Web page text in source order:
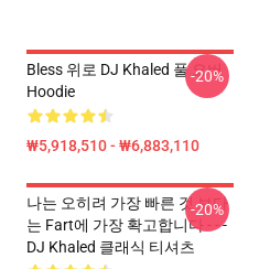
Bless 위로 DJ Khaled 풀 오버
Hoodie
₩5,918,510 - ₩6,883,110
-20%
나는 오히려 가장 빠른 것 보다
는 Fart에 가장 확고합니다 - - -
DJ Khaled 클래식 티셔츠
-20%